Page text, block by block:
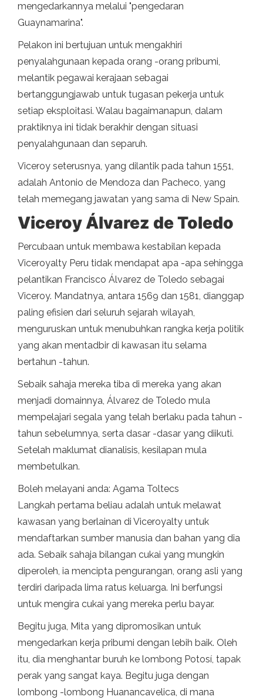
mengedarkannya melalui "pengedaran
Guaynamarina".
Pelakon ini bertujuan untuk mengakhiri
penyalahgunaan kepada orang -orang pribumi,
melantik pegawai kerajaan sebagai
bertanggungjawab untuk tugasan pekerja untuk
setiap eksploitasi. Walau bagaimanapun, dalam
praktiknya ini tidak berakhir dengan situasi
penyalahgunaan dan separuh.
Viceroy seterusnya, yang dilantik pada tahun 1551,
adalah Antonio de Mendoza dan Pacheco, yang
telah memegang jawatan yang sama di New Spain.
Viceroy Álvarez de Toledo
Percubaan untuk membawa kestabilan kepada
Viceroyalty Peru tidak mendapat apa -apa sehingga
pelantikan Francisco Álvarez de Toledo sebagai
Viceroy. Mandatnya, antara 1569 dan 1581, dianggap
paling efisien dari seluruh sejarah wilayah,
menguruskan untuk menubuhkan rangka kerja politik
yang akan mentadbir di kawasan itu selama
bertahun -tahun.
Sebaik sahaja mereka tiba di mereka yang akan
menjadi domainnya, Álvarez de Toledo mula
mempelajari segala yang telah berlaku pada tahun -
tahun sebelumnya, serta dasar -dasar yang diikuti.
Setelah maklumat dianalisis, kesilapan mula
membetulkan.
Boleh melayani anda: Agama Toltecs
Langkah pertama beliau adalah untuk melawat
kawasan yang berlainan di Viceroyalty untuk
mendaftarkan sumber manusia dan bahan yang dia
ada. Sebaik sahaja bilangan cukai yang mungkin
diperoleh, ia mencipta pengurangan, orang asli yang
terdiri daripada lima ratus keluarga. Ini berfungsi
untuk mengira cukai yang mereka perlu bayar.
Begitu juga, Mita yang dipromosikan untuk
mengedarkan kerja pribumi dengan lebih baik. Oleh
itu, dia menghantar buruh ke lombong Potosí, tapak
perak yang sangat kaya. Begitu juga dengan
lombong -lombong Huanancavelica, di mana